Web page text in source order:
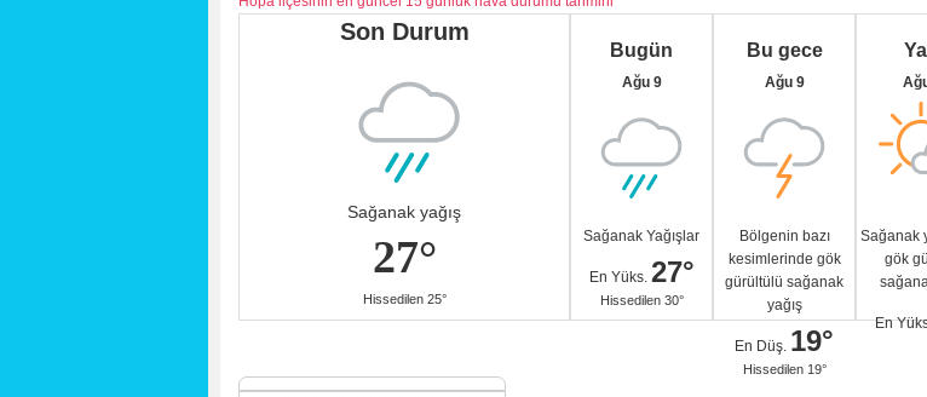
Son Durum
Sağanak yağış
27°
Hissedilen 25°
Bugün
Ağu 9
Sağanak Yağışlar
En Yüks. 27°
Hissedilen 30°
Bu gece
Ağu 9
Bölgenin bazı
kesimlerinde gök
gürültülü sağanak
yağış
En Düş. 19°
Hissedilen 19°
Sağanak
gök
En